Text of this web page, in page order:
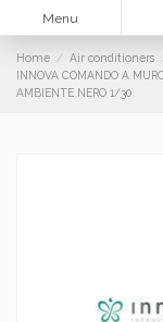
Menu
Home Air conditioners
INNOVA COMANDO A
AMBIENTE NERO 1/30